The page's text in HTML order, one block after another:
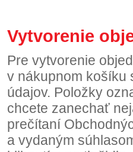
Vytvorenie
Pre vytvorenie
v nákupnom košíku
údajov. Položky
chcete zanechať
prečítaní
a vydaným